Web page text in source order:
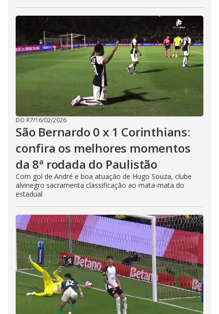
DO R7/16/02/2026
São Bernardo 0 x 1 Corinthians:
confira os melhores momentos
da 8ª rodada do Paulistão
Com gol de André e boa atuação de Hugo Souza, clube
alvinegro sacramenta classificação ao mata-mata do
estadual